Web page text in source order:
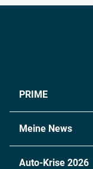
PRIME
Meine News
Auto-Krise 2026